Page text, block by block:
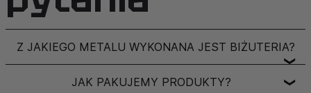
Z JAKIEGO METALU WYKONANA JEST BIŻUTERIA?
❯
JAK PAKUJEMY PRODUKTY? ❯